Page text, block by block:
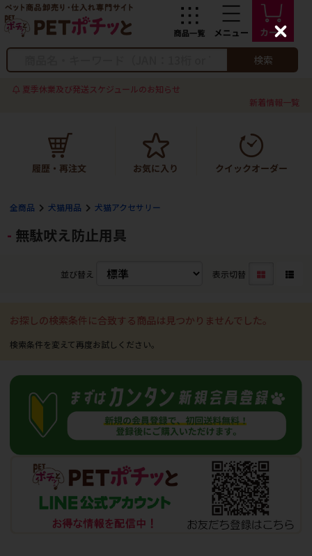
検索
夏季休業及び発送スケジュールのお知らせ
新着情報一覧
全商品 犬猫用品 犬猫アクセサリー
無駄吠え防止用具
並び替え 表示切替
お探しの検索条件に合致する商品は見つかりませんでした。
C
l
s